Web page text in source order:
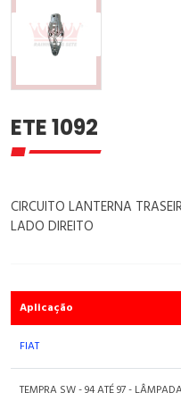
ETE 1092
CIRCUITO LANTERNA
LADO DIREITO
Aplicação
FIAT
TEMPRA SW - 94 ATÉ 97 -